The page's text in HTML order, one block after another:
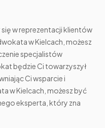
w reprezentacji klientów
w Kielcach, możesz
specjalistów
będzie Ci towarzyszył
Ci wsparcie i
w Kielcach, możesz być
eksperta, który zna